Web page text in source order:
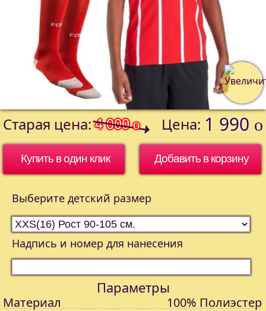
Старая цена: 4 000o Цена: 1 990 o
Купить в один клик
Выберите детский размер
Надпись и номер для нанесения
Параметры
Материал
100% Полиэстер